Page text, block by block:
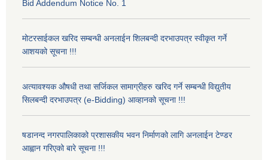
Bid Addendum Notice No. 1
मोटरसाईकल खरिद सम्बन्धी अनलाईन शिलबन्दी दरभाउपत्र स्वीकृत गर्ने
आशयको सूचना !!!
अत्यावश्यक औषधी तथा सर्जिकल सामाग्रीहरु खरिद गर्ने सम्बन्धी विद्युतीय
सिलबन्दी दरभाउपत्र (e-Bidding) आव्हानको सूचना !!!
षडानन्द नगरपालिकाको प्रशासकीय भवन निर्माणको लागि अनलाईन टेण्डर
आह्वान गरिएको बारे सूचना !!!